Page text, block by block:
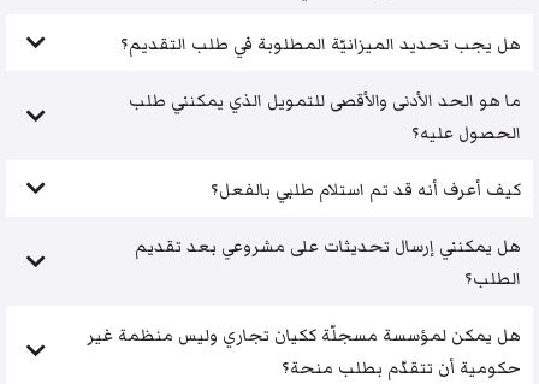
هل يجب تحديد الميزانيّة المطلوبة في طلب التقديم؟
ما هو الحد الأدنى والأقصى للتمويل الذي يمكنني طلب
الحصول عليه؟
كيف أعرف أنه قد تم استلام طلبي بالفعل؟
هل يمكنني إرسال تحديثات على مشروعي بعد تقديم
الطلب؟
هل يمكن لمؤسسة مسجلّة ككيان تجاري وليس منظمة غير
حكومية أن تتقدّم بطلب منحة؟